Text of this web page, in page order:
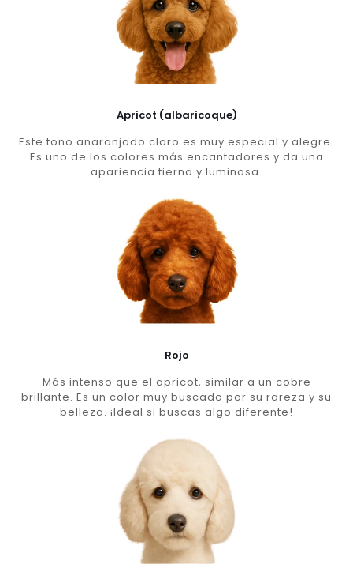
Apricot (albaricoque)
Este tono anaranjado claro es muy especial y alegre.
Es uno de los colores más encantadores y da una
apariencia tierna y luminosa.
Rojo
Más intenso que el apricot, similar a un cobre
brillante. Es un color muy buscado por su rareza y su
belleza. ¡Ideal si buscas algo diferente!